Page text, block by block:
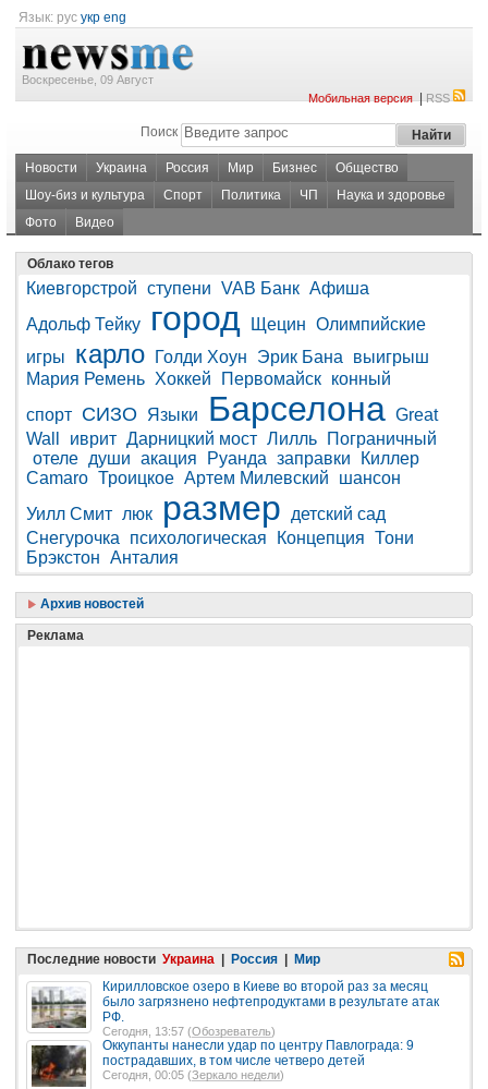
Язык: рус укр eng
Воскресенье, 09 Август
Мобильная версия|RSS
Поиск
Новости Украина Россия Мир Бизнес
Общество
Шоу-биз и культура
Спорт Политика ЧП
Наука и здоровье
Фото
Видео
Облако тегов
Киевгорстрой ступени VAB Банк Афиша
Адольф Тейку
город Щецин Олимпийские
игры
карло Голди Хоун Эрик Бана
выигрыш
Мария Ремень Хоккей Первомайск конный
спорт СИЗО Языки Барселона Great
Wall
иврит Дарницкий мост Лилль
Пограничный
отеле души акация Руанда заправки
Киллер
Camaro Троицкое Артем Милевский
шансон
Уилл Смит люк размер
детский сад
Снегурочка
психологическая Концепция Тони
Брэкстон Анталия
Архив новостей
Реклама
Последние новости Украина Россия
Мир
Кирилловское озеро в Киеве во второй раз за месяц
было загрязнено нефтепродуктами в результате атак
РФ.
Сегодня, 13:57 (Обозреватель)
Оккупанты нанесли удар по центру Павлограда: 9
пострадавших, в том числе четверо детей
Сегодня, 00:05 (Зеркало недели)